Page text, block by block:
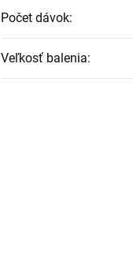
Počet dávok:
Veľkosť balenia: